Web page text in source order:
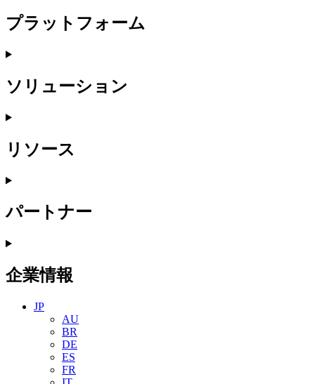
プラットフォーム
ソリューション
リソース
パートナー
企業情報
JP
AU
BR
DE
ES
FR